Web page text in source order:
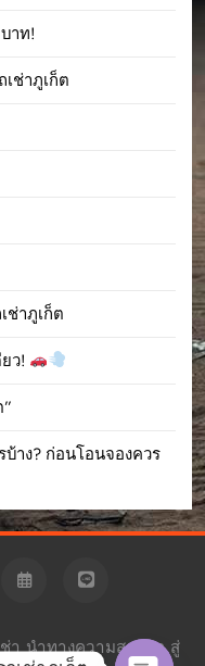
าท!
ช่าภูเก็ต
ช่าภูเก็ต
ว!
าง? ก่อนโอนจองควร
ช่า นำทางความสะดวก สู่